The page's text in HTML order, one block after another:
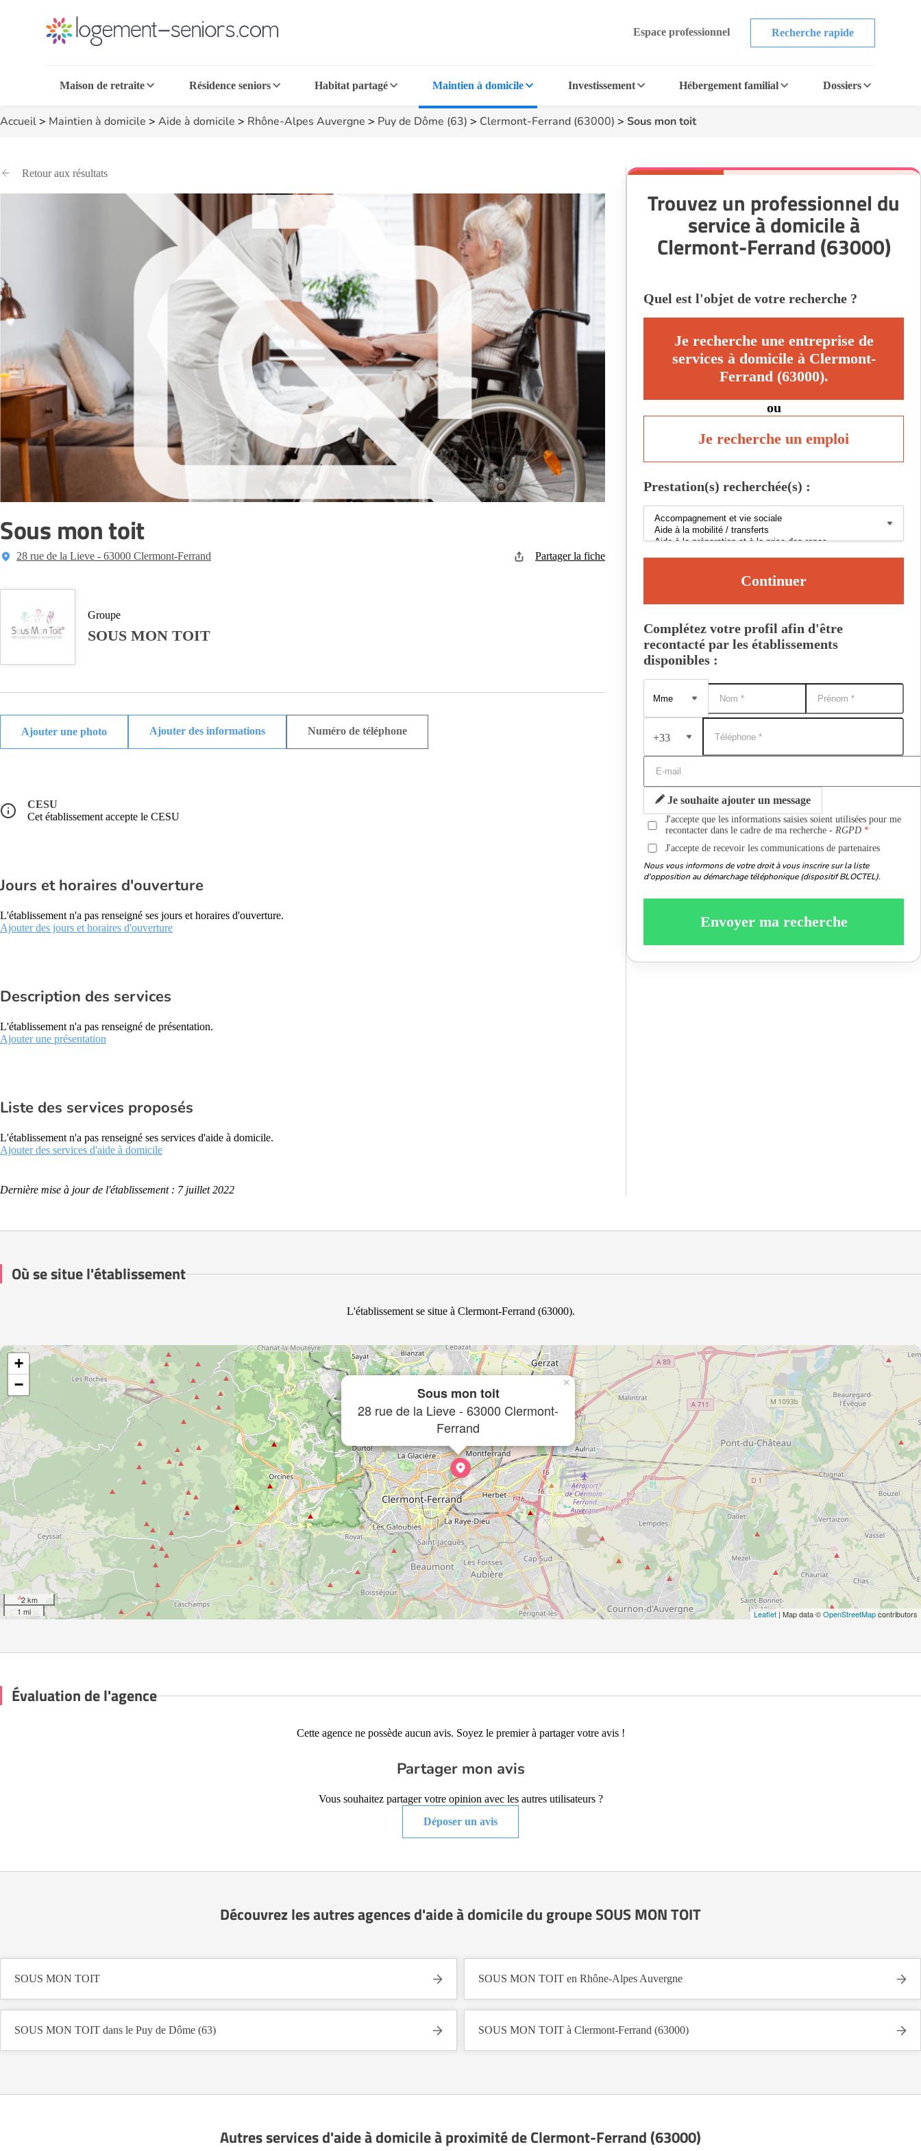
Espace professionnel Recherche rapide
Maison de retraite Résidence seniors Habitat partagé Maintien à domicile Investissement Hébergement familial Dossiers
Accueil> Maintien à domicile > Aide à domicile > Rhône-Alpes Auvergne > Puy de Dôme (63) > Clermont-Ferrand (63000) > Sous mon toit
Retour aux résultats
Sous mon toit
28 rue de la Lieve - 63000 Clermont-Ferrand Partager la fiche
Groupe
SOUS MON TOIT
Ajouter des informations Numéro de téléphone
CESU
Cet établissement accepte le CESU
Jours et horaires d'ouverture
L'établissement n'a pas renseigné ses jours et horaires d'ouverture.
Ajouter des jours et horaires d'ouverture
Description des services
L'établissement n'a pas renseigné de présentation.
Ajouter une présentation
Liste des services proposés
L'établissement n'a pas renseigné ses services d'aide à domicile.
Ajouter des services d'aide à domicile
Dernière mise à jour de l'établissement : 7 juillet 2022
Trouvez un professionnel du
service à domicile à
Clermont-Ferrand (63000)
Quel est l'objet de votre recherche ?
Je recherche une entreprise de
services à domicile à Clermont-
Ferrand (63000).
ou
Je recherche un emploi
Prestation(s) recherchée(s) :
Continuer
Complétez votre profil afin d'être
recontacté par les établissements
disponibles :
+33
Je souhaite ajouter un message
J'accepte que les informations saisies soient utilisées pour me
recontacter dans le cadre de ma recherche -RGPD
J'accepte de recevoir les communications de partenaires
Nous vous informons de votre droit à vous inscrire sur la liste
d'opposition au démarchage téléphonique (dispositif BLOCTEL).
Envoyer ma recherche
Où se situe l'établissement
L'établissement se situe à Clermont-Ferrand (63000).
Sous mon toit
28 rue de la Lieve - 63000 Clermont-
Ferrand
×
+
−
2 km
1 mi
Leaflet | Map data ©OpenStreetMapcontributors
Évaluation de l'agence
Cette agence ne possède aucun avis. Soyez le premier à partager votre avis !
Partager mon avis
Vous souhaitez partager votre opinion avec les autres utilisateurs ?
Déposer un avis
Découvrez les autres agences d'aide à domicile du groupe SOUS MON TOIT
SOUS MON TOIT SOUS MON TOIT en Rhône-Alpes Auvergne
SOUS MON TOIT dans le Puy de Dôme (63) SOUS MON TOIT à Clermont-Ferrand (63000)
Autres services d'aide à domicile à proximité de Clermont-Ferrand (63000)